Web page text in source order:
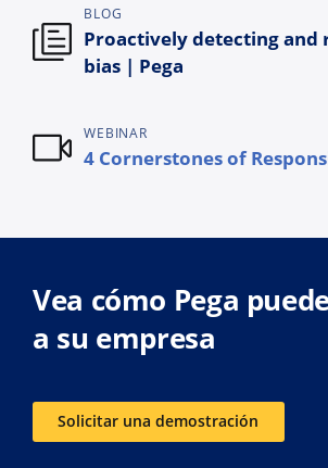
BLOG
Proactively detecting and
bias | Pega
WEBINAR
4 Cornerstones of
Vea cómo Pega
a su empresa
Solicitar una demostración